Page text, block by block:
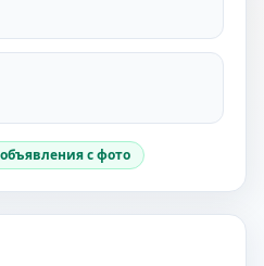
объявления с фото